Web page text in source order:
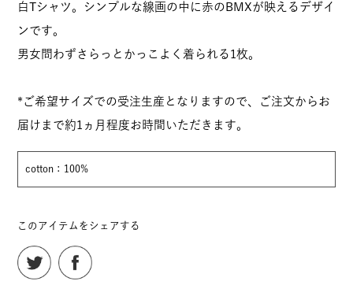
白Tシャツ。シンプルな線画の中に赤のBMXが映えるデザイ
ンです。
男女問わずさらっとかっこよく着られる1枚。
*ご希望サイズでの受注生産となりますので、ご注文からお
届けまで約1ヵ月程度お時間いただきます。
cotton：100%
このアイテムをシェアする